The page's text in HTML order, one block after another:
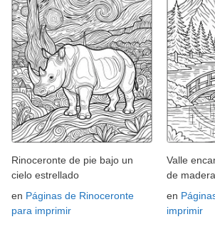
Rinoceronte de pie bajo un
cielo estrellado
en Páginas de Rinoceronte
para imprimir
Valle
de madera
en
imprimir